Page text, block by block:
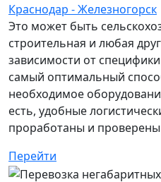
Краснодар - Железногорск
Это может быть
строительная и любая
зависимости от
самый оптимальный
необходимое
есть, удобные
проработаны и проверены
Перейти